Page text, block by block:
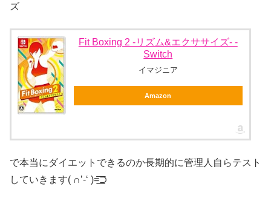
ズ
Fit Boxing 2 -リズム&エクササイズ- -
Switch
イマジニア
Amazon
で本当にダイエットできるのか長期的に管理人自らテスト
していきます( ∩’-‘ )=͟͟͞͞⊃